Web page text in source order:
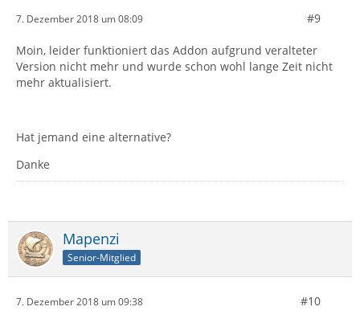
7. Dezember 2018 um 08:09 #9
Moin, leider funktioniert das Addon aufgrund veralteter
Version nicht mehr und wurde schon wohl lange Zeit nicht
mehr aktualisiert.
Hat jemand eine alternative?
Danke
Mapenzi
Senior-Mitglied
7. Dezember 2018 um 09:38 #10